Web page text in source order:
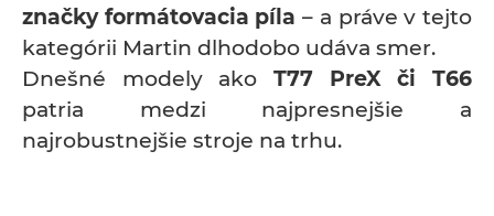
značky formátovacia píla – a práve v tejto
kategórii Martin dlhodobo udáva smer.
Dnešné modely ako T77 PreX či T66
patria medzi najpresnejšie a
najrobustnejšie stroje na trhu.